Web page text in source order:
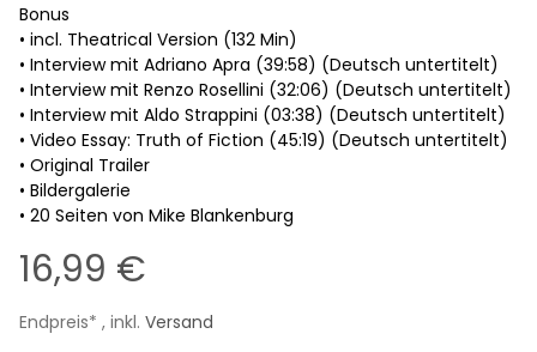
Bonus
• incl. Theatrical Version (132 Min)
• Interview mit Adriano Apra (39:58) (Deutsch untertitelt)
• Interview mit Renzo Rosellini (32:06) (Deutsch untertitelt)
• Interview mit Aldo Strappini (03:38) (Deutsch untertitelt)
• Video Essay: Truth of Fiction (45:19) (Deutsch untertitelt)
• Original Trailer
• Bildergalerie
• 20 Seiten von Mike Blankenburg
16,99 €
Endpreis* , inkl. Versand